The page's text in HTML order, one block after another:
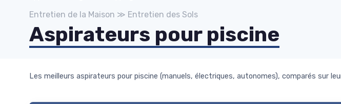
Entretien de la Maison ≫ Entretien des Sols
Aspirateurs pour piscine
Les meilleurs aspirateurs pour piscine (manuels, électriques, autonomes), comparés sur